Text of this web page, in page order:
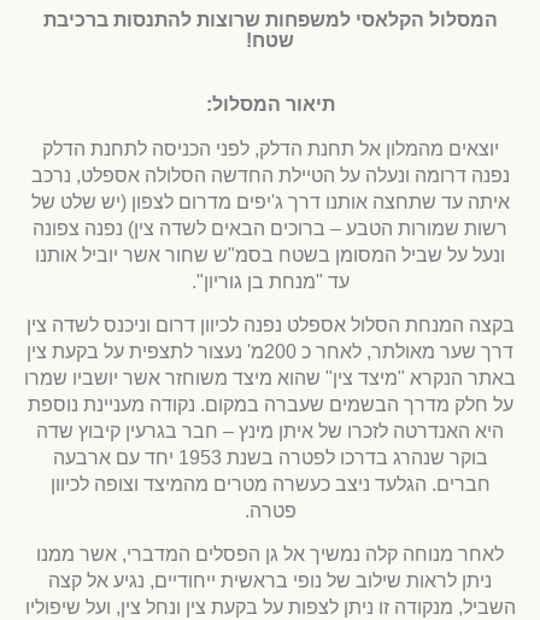
המסלול הקלאסי למשפחות שרוצות להתנסות ברכיבת
שטח!
תיאור המסלול:
יוצאים מהמלון אל תחנת הדלק, לפני הכניסה לתחנת הדלק
נפנה דרומה ונעלה על הטיילת החדשה הסלולה אספלט, נרכב
איתה עד שתחצה אותנו דרך ג'יפים מדרום לצפון (יש שלט של
רשות שמורות הטבע – ברוכים הבאים לשדה צין) נפנה צפונה
ונעל על שביל המסומן בשטח בסמ"ש שחור אשר יוביל אותנו
עד "מנחת בן גוריון".
בקצה המנחת הסלול אספלט נפנה לכיוון דרום וניכנס לשדה צין
דרך שער מאולתר, לאחר כ 200מ' נעצור לתצפית על בקעת צין
באתר הנקרא "מיצד צין" שהוא מיצד משוחזר אשר יושביו שמרו
על חלק מדרך הבשמים שעברה במקום. נקודה מעניינת נוספת
היא האנדרטה לזכרו של איתן מינץ – חבר בגרעין קיבוץ שדה
בוקר שנהרג בדרכו לפטרה בשנת 1953 יחד עם ארבעה
חברים. הגלעד ניצב כעשרה מטרים מהמיצד וצופה לכיוון
פטרה.
לאחר מנוחה קלה נמשיך אל גן הפסלים המדברי, אשר ממנו
ניתן לראות שילוב של נופי בראשית ייחודיים, נגיע אל קצה
השביל, מנקודה זו ניתן לצפות על בקעת צין ונחל צין, ועל שיפוליו